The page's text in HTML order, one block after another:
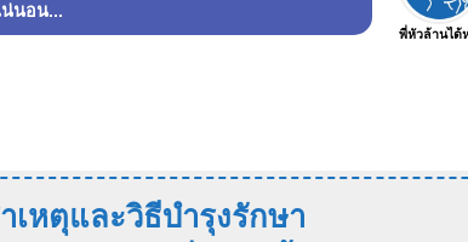
พี่หัวล้านได้
น่นอน...
หตุและวิธีบำรุงรักษา